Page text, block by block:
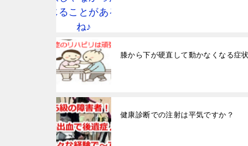
膝から下が硬直して動かなくなる症
健康診断での注射は平気ですか？